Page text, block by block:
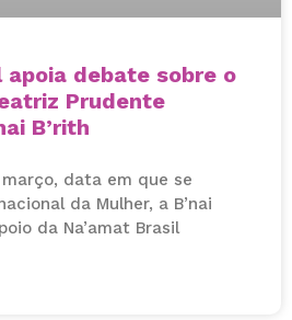
apoia debate sobre o
Prudente
B’rith
data em que se
da Mulher, a B’nai
da Na’amat Brasil